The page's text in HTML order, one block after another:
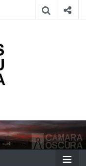
Cámara
Oscura